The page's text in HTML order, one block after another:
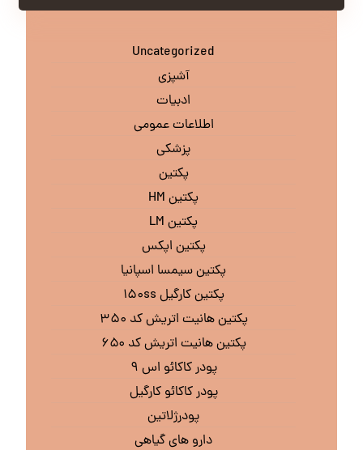
Uncategorized
آشپزی
ادبیات
اطلاعات عمومی
پزشکی
پکتین
پکتین HM
پکتین LM
پکتین اپکس
پکتین سیمسا اسپانیا
پکتین کارگیل ۱۵۰ss
پکتین هانیت اتریش کد ۳۵۰
پکتین هانیت اتریش کد ۶۵۰
پودر کاکائو اس ۹
پودر کاکائو کارگیل
پودرژلاتین
دارو های گیاهی